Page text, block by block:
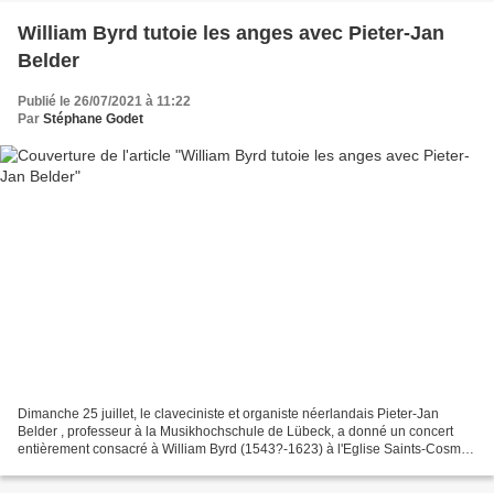
William Byrd tutoie les anges avec Pieter-Jan
Belder
Publié le 26/07/2021 à 11:22
Par Stéphane Godet
Dimanche 25 juillet, le claveciniste et organiste néerlandais Pieter-Jan
Belder , professeur à la Musikhochschule de Lübeck, a donné un concert
entièrement consacré à William Byrd (1543?-1623) à l'Eglise Saints-Cosme-